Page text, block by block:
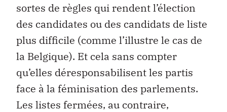
sortes de règles qui rendent l’élection
des candidates ou des candidats de liste
plus difficile (comme l’illustre le cas de
la Belgique). Et cela sans compter
qu’elles déresponsabilisent les partis
face à la féminisation des parlements.
Les listes fermées, au contraire,